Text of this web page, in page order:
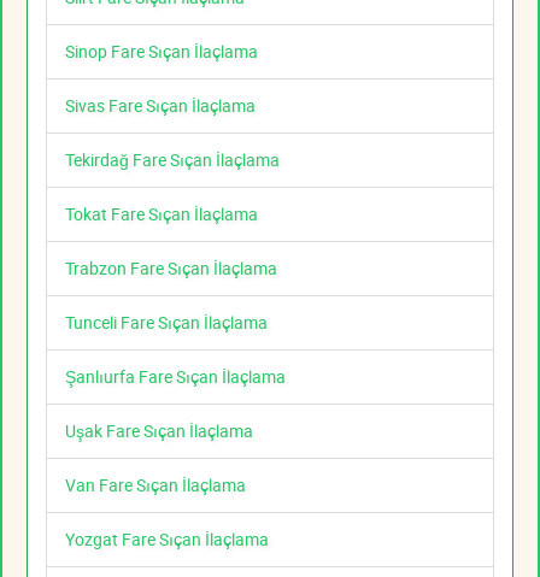
Sinop Fare Sıçan İlaçlama
Sivas Fare Sıçan İlaçlama
Tekirdağ Fare Sıçan İlaçlama
Tokat Fare Sıçan İlaçlama
Trabzon Fare Sıçan İlaçlama
Tunceli Fare Sıçan İlaçlama
Şanlıurfa Fare Sıçan İlaçlama
Uşak Fare Sıçan İlaçlama
Van Fare Sıçan İlaçlama
Yozgat Fare Sıçan İlaçlama